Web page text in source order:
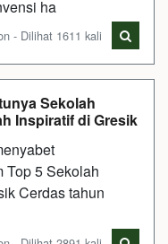
ha
- Dilihat 1611 kali
Sekolah
Inspiratif di Gresik
Top 5 Sekolah
Cerdas tahun